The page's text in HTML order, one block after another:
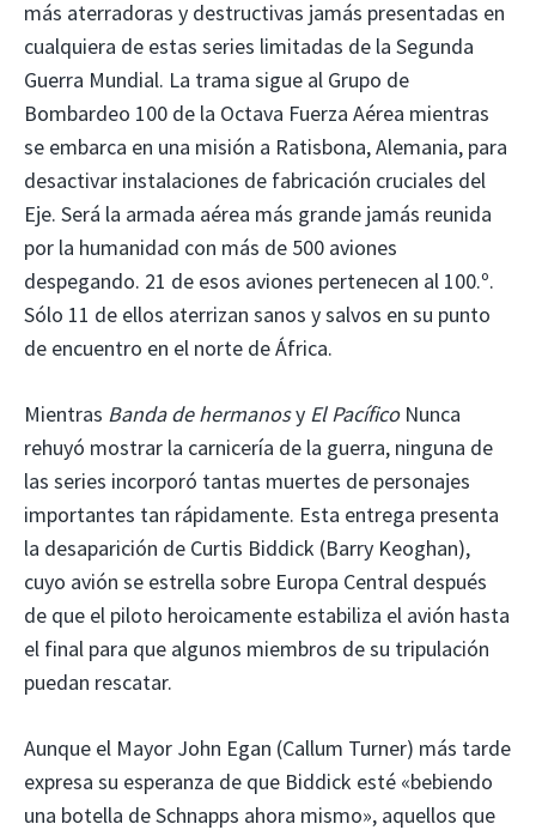
más aterradoras y destructivas jamás presentadas en
cualquiera de estas series limitadas de la Segunda
Guerra Mundial. La trama sigue al Grupo de
Bombardeo 100 de la Octava Fuerza Aérea mientras
se embarca en una misión a Ratisbona, Alemania, para
desactivar instalaciones de fabricación cruciales del
Eje. Será la armada aérea más grande jamás reunida
por la humanidad con más de 500 aviones
despegando. 21 de esos aviones pertenecen al 100.º.
Sólo 11 de ellos aterrizan sanos y salvos en su punto
de encuentro en el norte de África.
Mientras Banda de hermanosy El PacíficoNunca
rehuyó mostrar la carnicería de la guerra, ninguna de
las series incorporó tantas muertes de personajes
importantes tan rápidamente. Esta entrega presenta
la desaparición de Curtis Biddick (Barry Keoghan),
cuyo avión se estrella sobre Europa Central después
de que el piloto heroicamente estabiliza el avión hasta
el final para que algunos miembros de su tripulación
puedan rescatar.
Aunque el Mayor John Egan (Callum Turner) más tarde
expresa su esperanza de que Biddick esté «bebiendo
una botella de Schnapps ahora mismo», aquellos que